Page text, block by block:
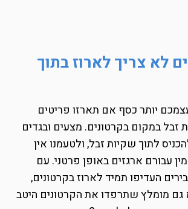
לא צריך לארוז בתוך
יותר כסף אם תארזו פריטים
זבל במקום בקרטונים. מצעים ובגדים
לתוך שקיות זבל, ולטעמנו אין
עבורם ארגזים באופן פרטני. עם
העדיפו תמיד לארוז בקרטונים,
גם מומלץ שתרפדו את הקרטונים היטב